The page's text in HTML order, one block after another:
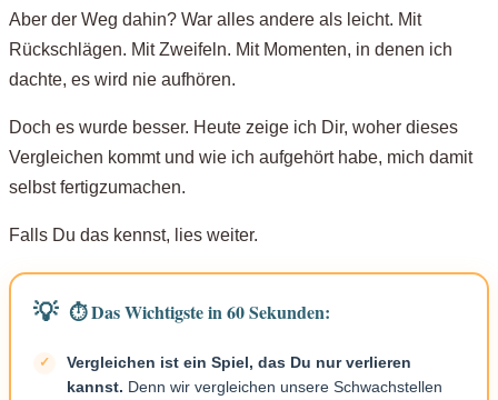
Aber der Weg dahin? War alles andere als leicht. Mit
Rückschlägen. Mit Zweifeln. Mit Momenten, in denen ich
dachte, es wird nie aufhören.
Doch es wurde besser. Heute zeige ich Dir, woher dieses
Vergleichen kommt und wie ich aufgehört habe, mich damit
selbst fertigzumachen.
Falls Du das kennst, lies weiter.
⏱️ Das Wichtigste in 60 Sekunden:
Vergleichen ist ein Spiel, das Du nur verlieren
kannst. Denn wir vergleichen unsere Schwachstellen